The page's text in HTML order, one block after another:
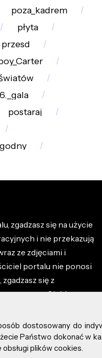
poza_kadrem
płyta
przesd
postaraj
zgadzasz się na użycie
i nie przekazują
ze zdjęciami i
portalu nie ponosi
się z
przez Ciebie na
dostosowany do
Państwo dokonać w
plików cookies.